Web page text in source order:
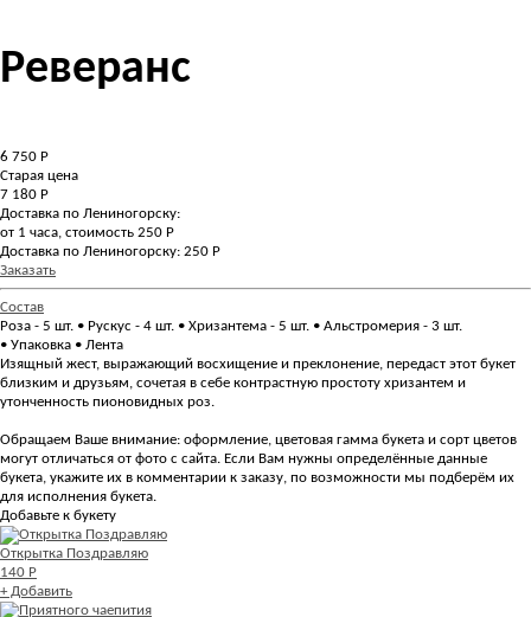
Реверанс
6 750 Р
Старая цена
7 180 Р
Доставка по Лениногорску:
от 1 часа, стоимость 250 Р
Доставка по Лениногорску: 250 Р
Заказать
Состав
Роза - 5 шт. • Рускус - 4 шт. • Хризантема - 5 шт. • Альстромерия - 3 шт.
• Упаковка • Лента
Изящный жест, выражающий восхищение и преклонение, передаст этот букет
близким и друзьям, сочетая в себе контрастную простоту хризантем и
утонченность пионовидных роз.
Обращаем Ваше внимание: оформление, цветовая гамма букета и сорт цветов
могут отличаться от фото с сайта. Если Вам нужны определённые данные
букета, укажите их в комментарии к заказу, по возможности мы подберём их
для исполнения букета.
Добавьте к букету
Открытка Поздравляю
140 Р
+ Добавить